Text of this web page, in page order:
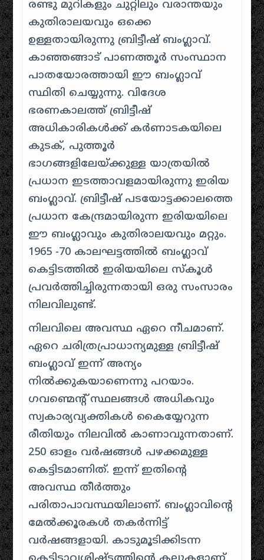
രണ്ടു മുറികളും ചുറ്റിലും വരാന്തയും
കുതിരാലയവും ഒക്കെ
ഉള്ളതായിരുന്നു ബ്രിട്ടീഷ് ബംഗ്ലാവ്.
കാഞ്ഞങ്ങാട് പാണത്തൂർ സംസ്ഥാന
പാതയോരത്തായി ഈ ബംഗ്ലാവ്
സ്ഥിതി ചെയ്യുന്നു. വിദേശ
ഭരണകാലത്ത് ബ്രിട്ടീഷ്
അധികാരികൾക്ക് കർണാടകയിലെ
കുടക്, പുത്തൂർ
ഭാഗങ്ങളിലേയ്ക്കുള്ള യാത്രയിൽ
പ്രധാന ഇടത്താവളമായിരുന്നു ഇരിയ
ബംഗ്ലാവ്. ബ്രിട്ടീഷ് പടയോട്ടക്കാലത്തെ
പ്രധാന കേന്ദ്രമായിരുന്ന ഇരിയയിലെ
ഈ ബംഗ്ലാവും കുതിരാലയവും മറ്റും.
1965 -70 കാലഘട്ടത്തിൽ ബംഗ്ലാവ്
കെട്ടിടത്തിൽ ഇരിയയിലെ സ്‌കൂൾ
പ്രവർത്തിച്ചിരുന്നതായി ഒരു സംസാരം
നിലവിലുണ്ട്.
നിലവിലെ അവസ്ഥ ഏറെ നീചമാണ്.
ഏറെ ചരിത്രപ്രാധാന്യമുള്ള ബ്രിട്ടീഷ്
ബംഗ്ലാവ് ഇന്ന് അന്യം
നിൽക്കുകയാണെന്നു പറയാം.
ഗവണ്മെന്റ് സ്ഥലങ്ങൾ അധികവും
സ്വകാര്യവ്യക്തികൾ കൈയ്യേറുന്ന
രീതിയും നിലവിൽ കാണാവുന്നതാണ്.
250 ഓളം വർഷങ്ങൾ പഴക്കമുള്ള
കെട്ടിടമാണിത്. ഇന്ന് ഇതിന്റെ
അവസ്ഥ തീർത്തും
പരിതാപാവസ്ഥയിലാണ്. ബംഗ്ലാവിന്റെ
മേൽക്കൂരകൾ തകർന്നിട്ട്
വർഷങ്ങളായി. കാടുമൂടിക്കിടന്ന